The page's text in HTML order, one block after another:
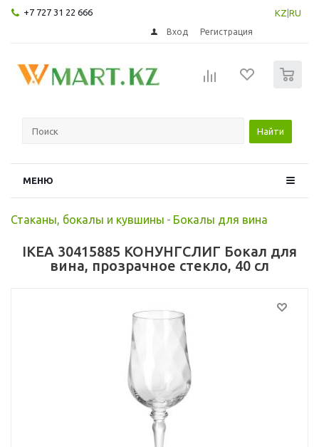
+7 727 31 22 666 KZ RU
Вход Регистрация
Найти
МЕНЮ
Стаканы, бокалы и кувшины - Бокалы для вина
IKEA 30415885 КОНУНГСЛИГ Бокал для
вина, прозрачное стекло, 40 сл